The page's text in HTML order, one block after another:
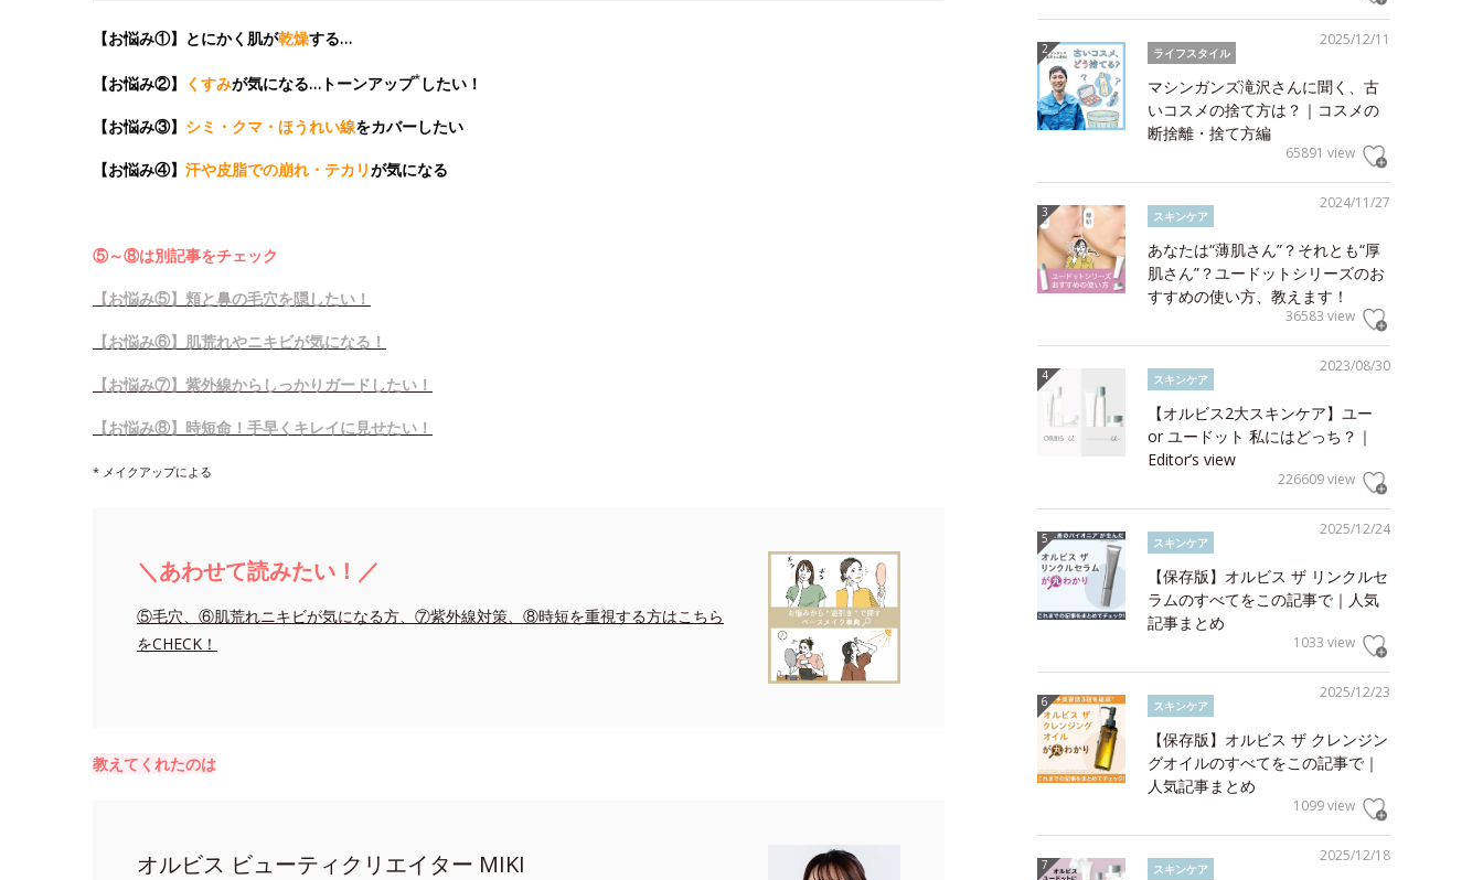
【お悩み①】とにかく肌が乾燥する…
【お悩み②】 くすみが気になる…トーンアップ* したい！
【お悩み③】 シミ・クマ・ほうれい線をカバーしたい
【お悩み④】 汗や皮脂での崩れ・テカリが気になる
⑤～⑧は別記事をチェック
【お悩み⑤】頬と鼻の毛穴を隠したい！
【お悩み⑥】肌荒れやニキビが気になる！
【お悩み⑦】紫外線からしっかりガードしたい！
【お悩み⑧】時短命！手早くキレイに見せたい！
* メイクアップによる
＼あわせて読みたい！／
⑤毛穴、⑥肌荒れニキビが気になる方、⑦紫外線対策、⑧時短を重視する方はこちら
をCHECK！
教えてくれたのは
オルビス ビューティクリエイター MIKI
2025/12/11
ライフスタイル
マシンガンズ滝沢さんに聞く、古
いコスメの捨て方は？｜コスメの
断捨離・捨て方編
65891 view
2024/11/27
スキンケア
あなたは“薄肌さん”？それとも“厚
肌さん”？ユードットシリーズのお
すすめの使い方、教えます！
36583 view
2023/08/30
スキンケア
【オルビス2大スキンケア】ユー
or ユードット 私にはどっち？｜
Editor’s view
226609 view
2025/12/24
スキンケア
【保存版】オルビス ザ リンクルセ
ラムのすべてをこの記事で｜人気
記事まとめ
1033 view
2025/12/23
スキンケア
【保存版】オルビス ザ クレンジン
グオイルのすべてをこの記事で｜
人気記事まとめ
1099 view
2025/12/18
スキンケア